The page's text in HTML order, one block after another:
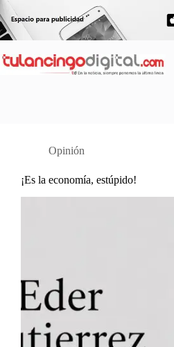
Saltar
al
contenido
Opinión
¡Es la economía, estúpido!